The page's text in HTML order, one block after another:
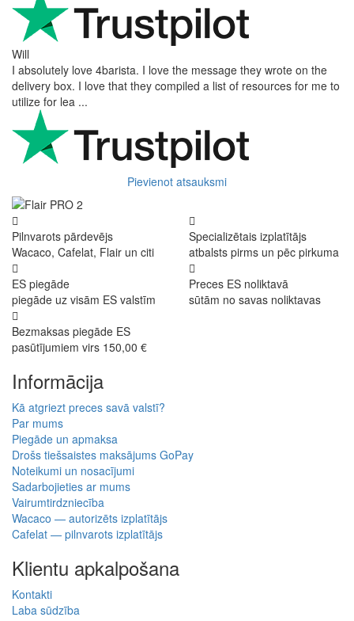
Will
I absolutely love 4barista. I love the message they wrote on the
delivery box. I love that they compiled a list of resources for me to
utilize for lea ...
Pievienot atsauksmi
Pilnvarots pārdevējs
Wacaco, Cafelat, Flair un citi
Specializētais izplatītājs
atbalsts pirms un pēc pirkuma
ES piegāde
piegāde uz visām ES valstīm
Preces ES noliktavā
sūtām no savas noliktavas
Bezmaksas piegāde ES
pasūtījumiem virs 150,00 €
Informācija
Kā atgriezt preces savā valstī?
Par mums
Piegāde un apmaksa
Drošs tiešsaistes maksājums GoPay
Noteikumi un nosacījumi
Sadarbojieties ar mums
Vairumtirdzniecība
Wacaco — autorizēts izplatītājs
Cafelat — pilnvarots izplatītājs
Klientu apkalpošana
Kontakti
Laba sūdzība